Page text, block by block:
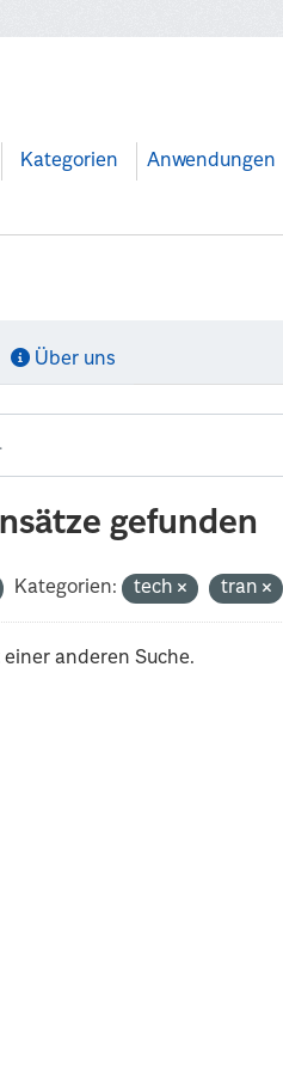
Kategorien Anwendungen
Über uns
gefunden
Kategorien: tech tran
anderen Suche.